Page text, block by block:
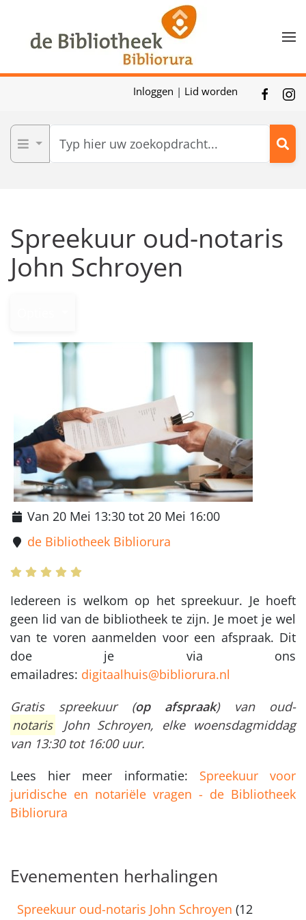
Skip to main content
Inloggen | Lid worden
Spreekuur oud-notaris
John Schroyen
Van 20 Mei 13:30 tot 20 Mei 16:00
de Bibliotheek Bibliorura
Iedereen is welkom op het spreekuur. Je hoeft
geen lid van de bibliotheek te zijn. Je moet je wel
van te voren aanmelden voor een afspraak. Dit
doe je via ons
emailadres: digitaalhuis@bibliorura.nl
Gratis spreekuur (op afspraak) van oud-
notaris
John Schroyen, elke woensdagmiddag
van 13:30 tot 16:00 uur.
Lees hier meer informatie: Spreekuur voor
juridische en notariële vragen - de Bibliotheek
Bibliorura
Evenementen herhalingen
Spreekuur oud-notaris John Schroyen (12